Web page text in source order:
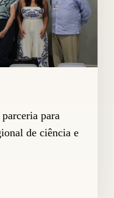
para
de ciência e